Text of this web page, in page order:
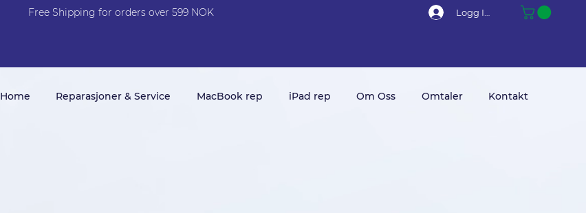
Free Shipping for orders over 599 NOK Logg Inn
Home Reparasjoner & Service MacBook rep iPad rep Om Oss Omtaler Kontakt